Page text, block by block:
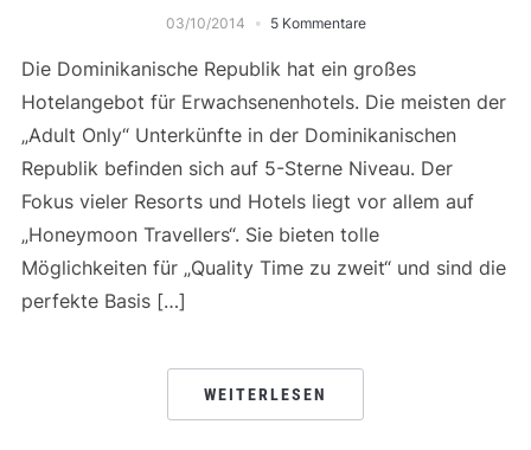
03/10/2014 5 Kommentare
Die Dominikanische Republik hat ein großes
Hotelangebot für Erwachsenenhotels. Die meisten der
„Adult Only“ Unterkünfte in der Dominikanischen
Republik befinden sich auf 5-Sterne Niveau. Der
Fokus vieler Resorts und Hotels liegt vor allem auf
„Honeymoon Travellers“. Sie bieten tolle
Möglichkeiten für „Quality Time zu zweit“ und sind die
perfekte Basis […]
WEITERLESEN